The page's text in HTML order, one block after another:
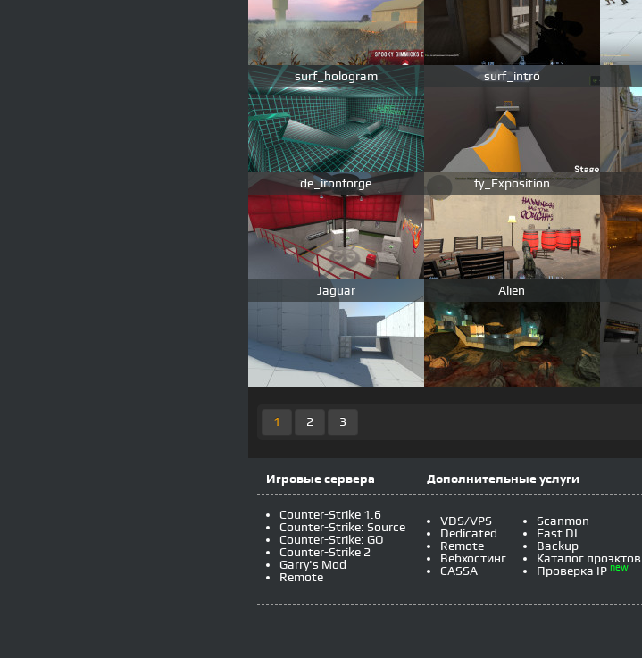
surf_hologram surf_intro
de_ironforge fy_Exposition
Jaguar Alien
1 2 3
Игровые сервера Дополнительные услуги
Counter-Strike 1.6
Counter-Strike: Source
Counter-Strike: GO
Counter-Strike 2
Garry's Mod
Remote
VDS/VPS
Dedicated
Remote
Вебхостинг
CASSA
Scanmon
Fast DL
Backup
Каталог проэктов
Проверка IP new